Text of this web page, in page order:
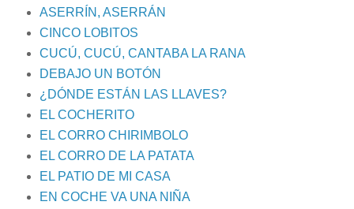
ASERRÍN, ASERRÁN
CINCO LOBITOS
CUCÚ, CUCÚ, CANTABA LA RANA
DEBAJO UN BOTÓN
¿DÓNDE ESTÁN LAS LLAVES?
EL COCHERITO
EL CORRO CHIRIMBOLO
EL CORRO DE LA PATATA
EL PATIO DE MI CASA
EN COCHE VA UNA NIÑA